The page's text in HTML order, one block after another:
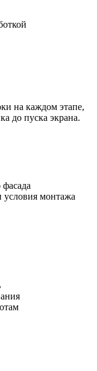
на каждом этапе,
до пуска экрана.
условия монтажа